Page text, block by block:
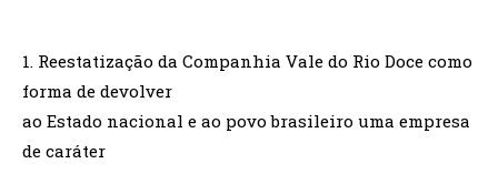
1. Reestatização da Companhia Vale do Rio Doce como
forma de devolver
ao Estado nacional e ao povo brasileiro uma empresa
de caráter